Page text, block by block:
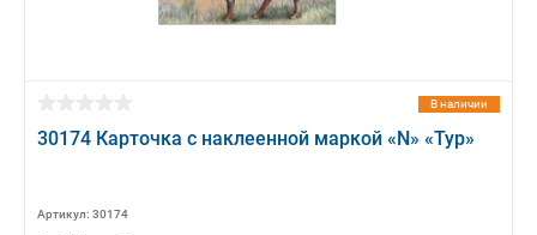
В наличии
30174 Карточка с наклеенной маркой «N» «Тур»
Артикул: 30174